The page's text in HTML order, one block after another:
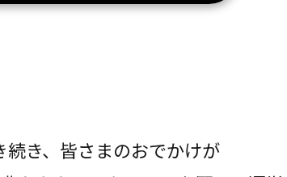
続き、皆さまのおでかけが